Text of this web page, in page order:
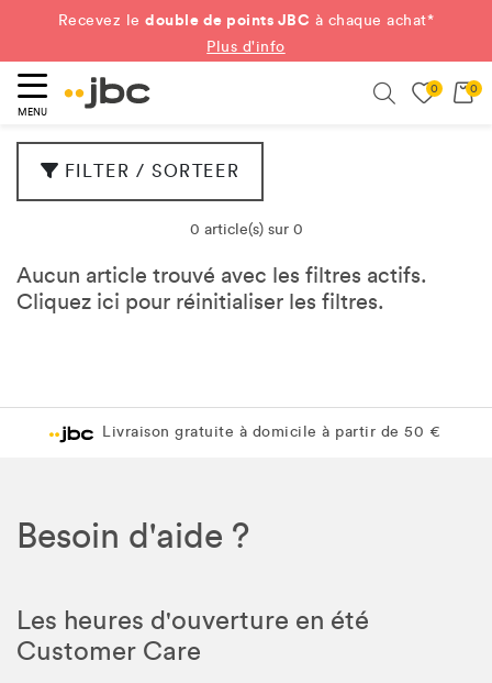
Recevez ledouble de points JBC à chaque achat*
Plus d'info
MENU
0 0
FILTER / SORTEER
0 article(s) sur 0
Aucun article trouvé avec les filtres actifs.
Cliquez ici pour réinitialiser les filtres.
Livraison gratuite à domicile à partir de 50 €
Besoin d'aide ?
Les heures d'ouverture en été
Customer Care